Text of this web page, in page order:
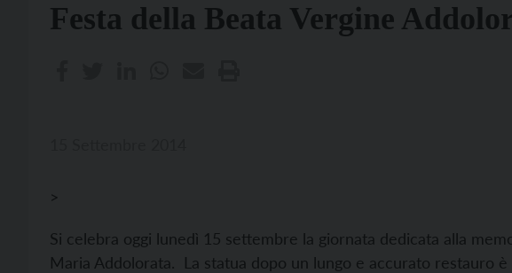
Festa della Beata Vergine
>
Si celebra oggi lunedì 15 settembre la giornata dedicata alla
Maria Addolorata. La statua dopo un lungo e accurato restauro è